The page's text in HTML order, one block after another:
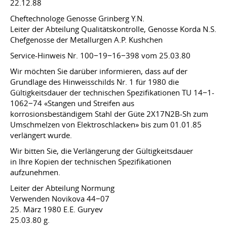
22.12.88
Cheftechnologe Genosse Grinberg Y.N.
Leiter der Abteilung Qualitätskontrolle, Genosse Korda N.S.
Chefgenosse der Metallurgen A.P. Kushchen
Service-Hinweis Nr. 100−19−16−398 vom 25.03.80
Wir möchten Sie darüber informieren, dass auf der
Grundlage des Hinweisschilds Nr. 1 für 1980 die
Gültigkeitsdauer der technischen Spezifikationen TU 14−1-
1062−74 «Stangen und Streifen aus
korrosionsbeständigem Stahl der Güte 2X17N2B-Sh zum
Umschmelzen von Elektroschlacken» bis zum 01.01.85
verlängert wurde.
Wir bitten Sie, die Verlängerung der Gültigkeitsdauer
in Ihre Kopien der technischen Spezifikationen
aufzunehmen.
Leiter der Abteilung Normung
Verwenden Novikova 44−07
25. März 1980 E.E. Guryev
25.03.80 g.